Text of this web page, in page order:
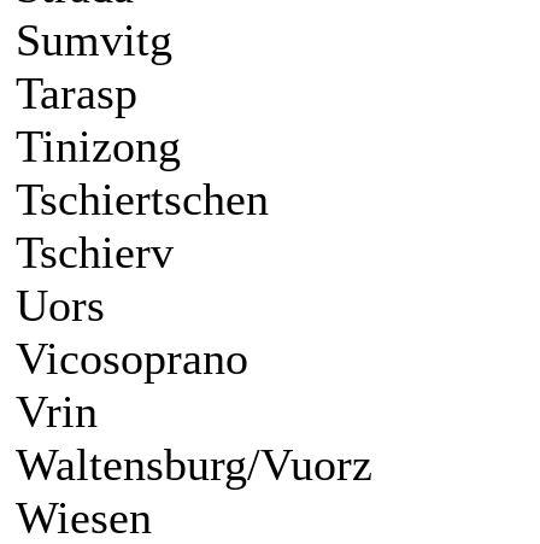
Sumvitg
Tarasp
Tinizong
Tschiertschen
Tschierv
Uors
Vicosoprano
Vrin
Waltensburg/Vuorz
Wiesen